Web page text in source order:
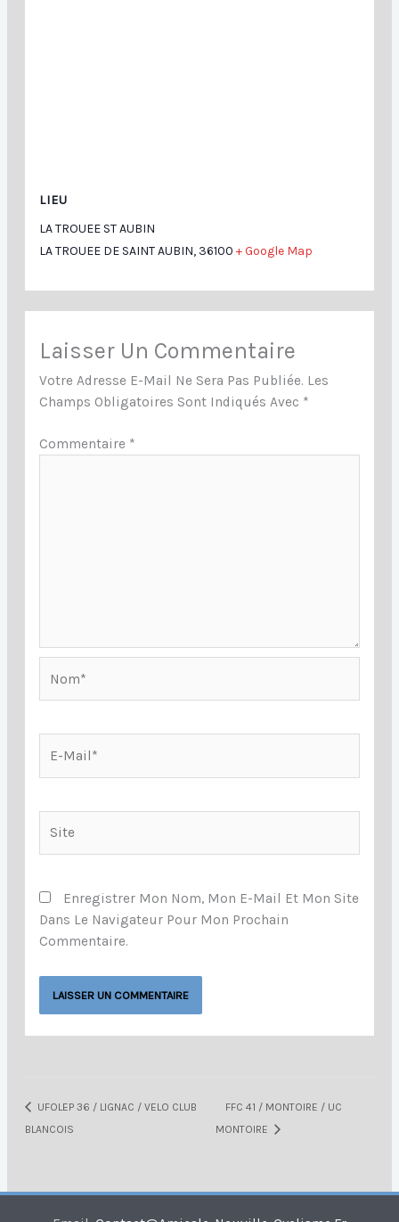
LIEU
LA TROUEE ST AUBIN
LA TROUEE DE SAINT AUBIN, 36100 + Google Map
Laisser Un Commentaire
Votre Adresse E-Mail Ne Sera Pas Publiée. Les
Champs Obligatoires Sont Indiqués Avec *
Commentaire *
Mail*
Enregistrer Mon Nom, Mon E-Mail Et Mon Site
Dans Le Navigateur Pour Mon Prochain
Commentaire.
UFOLEP 36 / LIGNAC / VELO CLUB
BLANCOIS
FFC 41 / MONTOIRE / UC
MONTOIRE